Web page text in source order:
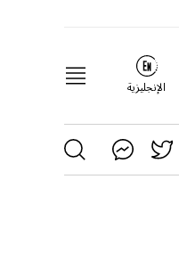
الإنجليزية